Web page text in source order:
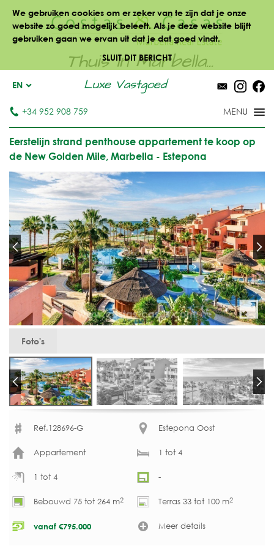
We gebruiken cookies om er zeker van te zijn dat je onze
website zo goed mogelijk beleeft. Als je deze website blijft
gebruiken gaan we ervan uit dat je dat goed vindt.
SLUIT DIT BERICHT
Thuis in Marbella...
Luxe Vastgoed
EN
+34 952 908 759
Eerstelijn strand penthouse appartement te koop op
de New Golden Mile, Marbella - Estepona
Foto's
Ref.128696-G Estepona Oost
Appartement 1 tot 4
1 tot 4 -
Bebouwd 75 tot 264 m2 Terras 33 tot 100 m2
vanaf €795.000 Meer details